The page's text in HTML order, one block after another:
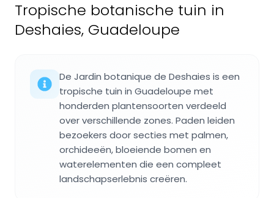
Tropische botanische tuin in
Deshaies, Guadeloupe
De Jardin botanique de Deshaies is een
tropische tuin in Guadeloupe met
honderden plantensoorten verdeeld
over verschillende zones. Paden leiden
bezoekers door secties met palmen,
orchideeën, bloeiende bomen en
waterelementen die een compleet
landschapserlebnis creëren.